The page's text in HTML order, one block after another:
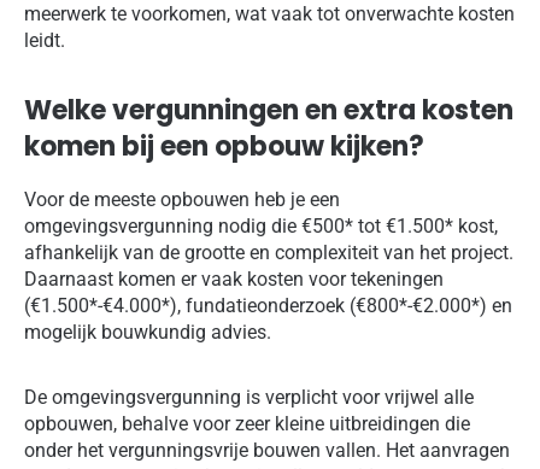
meerwerk te voorkomen, wat vaak tot onverwachte kosten
leidt.
Welke vergunningen en extra kosten
komen bij een opbouw kijken?
Voor de meeste opbouwen heb je een
omgevingsvergunning nodig die €500* tot €1.500* kost,
afhankelijk van de grootte en complexiteit van het project.
Daarnaast komen er vaak kosten voor tekeningen
(€1.500*-€4.000*), fundatieonderzoek (€800*-€2.000*) en
mogelijk bouwkundig advies.
De omgevingsvergunning is verplicht voor vrijwel alle
opbouwen, behalve voor zeer kleine uitbreidingen die
onder het vergunningsvrije bouwen vallen. Het aanvragen